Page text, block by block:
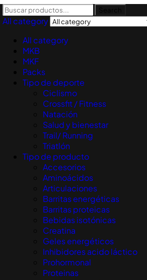
All category
All category
MKB
MKF
Packs
Tipo de deporte
Ciclismo
Crossfit / Fitness
Natación
Salud y bienestar
Trail/ Running
Triatlón
Tipo de producto
Accesorios
Aminoácidos
Articulaciones
Barritas energéticas
Barritas proteicas
Bebidas isotónicas
Creatina
Geles energéticos
Inhibidores acido láctico
Prohormonal
Proteinas